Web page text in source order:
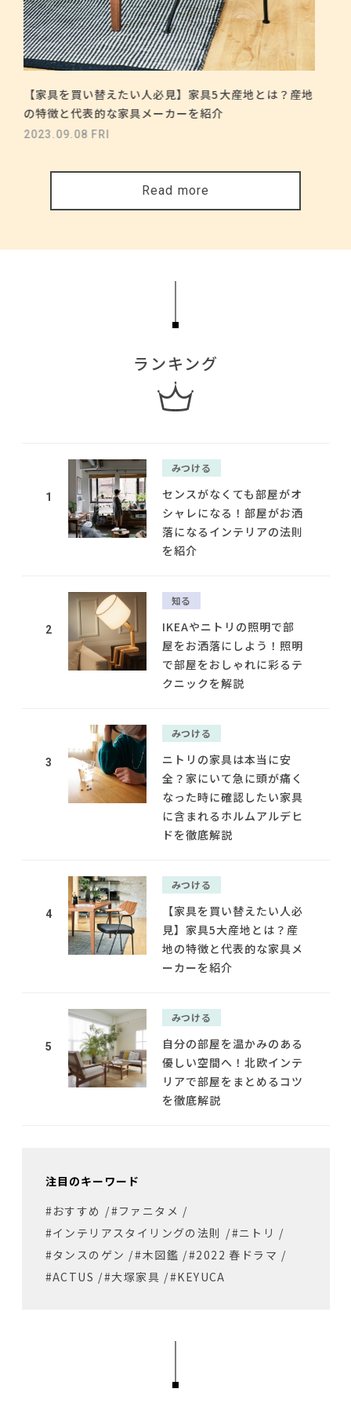
【家具を買い替えたい人必見】家具5大産地とは？産地
の特徴と代表的な家具メーカーを紹介
2023.09.08 FRI
Read more
ランキング
1
みつける
センスがなくても部屋がオ
シャレになる！部屋がお洒
落になるインテリアの法則
を紹介
2
知る
IKEAやニトリの照明で部
屋をお洒落にしよう！照明
で部屋をおしゃれに彩るテ
クニックを解説
3
みつける
ニトリの家具は本当に安
全？家にいて急に頭が痛く
なった時に確認したい家具
に含まれるホルムアルデヒ
ドを徹底解説
4
みつける
【家具を買い替えたい人必
見】家具5大産地とは？産
地の特徴と代表的な家具メ
ーカーを紹介
5
みつける
自分の部屋を温かみのある
優しい空間へ！北欧インテ
リアで部屋をまとめるコツ
を徹底解説
注目のキーワード
#おすすめ /#ファニタメ /
#インテリアスタイリングの法則 /#ニトリ /
#タンスのゲン /#木図鑑 /#2022 春ドラマ /
#ACTUS /#大塚家具 /#KEYUCA